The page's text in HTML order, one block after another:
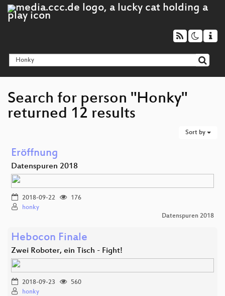
Search for person "Honky"
returned 12 results
Sort by
Eröffnung
Datenspuren 2018
2018-09-22
176
honky
Datenspuren 2018
Hebocon Finale
Zwei Roboter, ein Tisch - Fight!
2018-09-23
560
honky